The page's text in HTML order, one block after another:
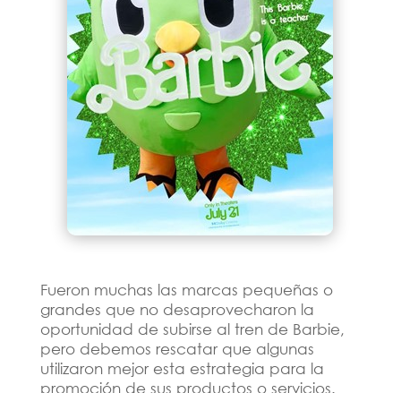
Fueron muchas las marcas pequeñas o
grandes que no desaprovecharon la
oportunidad de subirse al tren de Barbie,
pero debemos rescatar que algunas
utilizaron mejor esta estrategia para la
promoción de sus productos o servicios.